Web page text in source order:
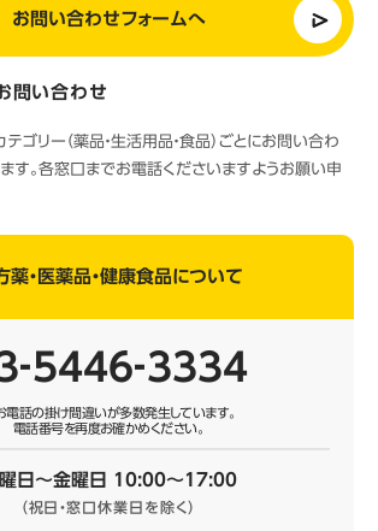
お問い合わせフォームへ
問い合わせ
ゴリー（薬品・生活用品・食品）ごとにお問い合わ
す。各窓口までお電話くださいますようお願い申
薬・医薬品・健康食品について
話の掛け間違いが多数発生しています。
電話番号を再度お確かめください。
日～金曜日 10:00～17:00
（祝日・窓口休業日を除く）